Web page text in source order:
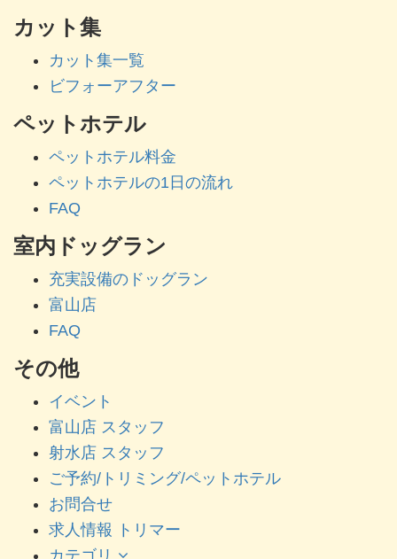
カット集
カット集一覧
ビフォーアフター
ペットホテル
ペットホテル料金
ペットホテルの1日の流れ
FAQ
室内ドッグラン
充実設備のドッグラン
富山店
FAQ
その他
イベント
富山店 スタッフ
射水店 スタッフ
ご予約/トリミング/ペットホテル
お問合せ
求人情報 トリマー